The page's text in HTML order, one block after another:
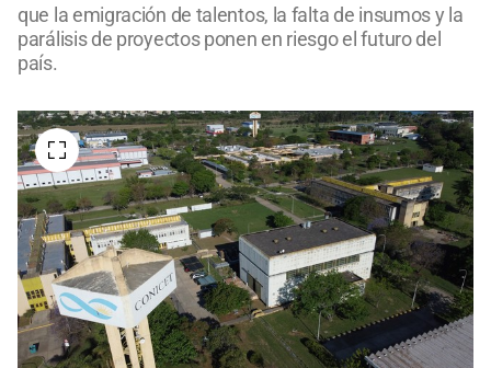
que la emigración de talentos, la falta de insumos y la
parálisis de proyectos ponen en riesgo el futuro del
país.